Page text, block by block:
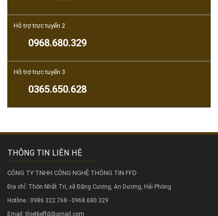
Hỗ trợ trực tuyến 2
0968.680.329
Hỗ trợ trực tuyến 3
0365.650.628
THÔNG TIN LIÊN HỆ
CÔNG TY TNHH CÔNG NGHỆ THÔNG TIN FFD
Địa chỉ: Thôn Nhất Trí, xã Đặng Cương, An Dương, Hải Phòng
Hotline : 0986.322.768 - 0968.680.329
Email: thietkeffd@gmail.com